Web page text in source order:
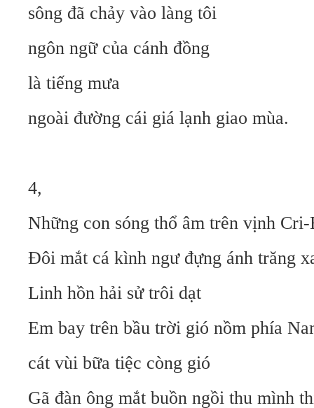
sông đã chảy vào làng tôi
ngôn ngữ của cánh đồng
là tiếng mưa
ngoài đường cái giá lạnh giao mùa.
4,
Những con sóng thổ âm trên vịnh
Đôi mắt cá kình ngư đựng ánh trăng
Linh hồn hải sử trôi dạt
Em bay trên bầu trời gió nồm phía
cát vùi bữa tiệc còng gió
Gã đàn ông mắt buồn ngồi thu mình